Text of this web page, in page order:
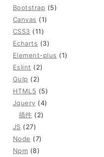
Bootstrap (5)
Canvas (1)
CSS3 (11)
Echarts (3)
Element-plus (1)
Eslint (2)
Gulp (2)
HTML5 (5)
Jquery (4)
插件 (2)
JS (27)
Node (7)
Npm (8)